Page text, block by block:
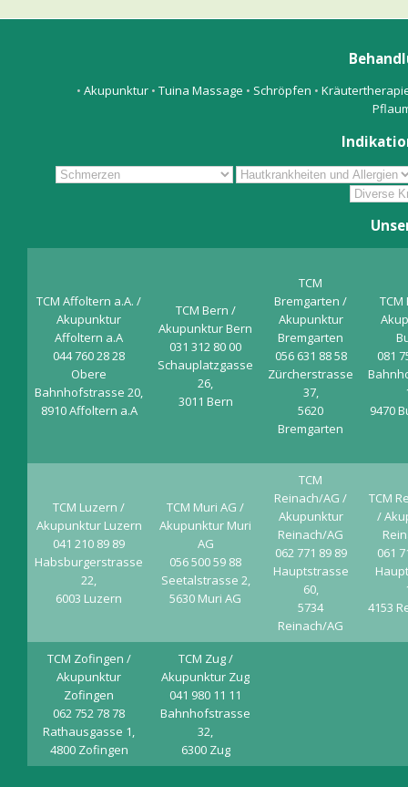
• Akupunktur• Tuina Massage • Schröpfen •
TCM Affoltern a.A. /
Akupunktur
Affoltern a.A
044 760 28 28
Obere
Bahnhofstrasse 20,
8910 Affoltern a.A
TCM Bern /
Akupunktur Bern
031 312 80 00
Schauplatzgasse
26,
3011 Bern
TCM
Bremgarten /
Akupunktur
Bremgarten
056 631 88 58
Zürcherstrasse
37,
5620
Bremgarten
TCM
081
9470
TCM Luzern /
Akupunktur Luzern
041 210 89 89
Habsburgerstrasse
22,
6003 Luzern
TCM Muri AG /
Akupunktur Muri
AG
056 500 59 88
Seetalstrasse 2,
5630 Muri AG
TCM
Reinach/AG /
Akupunktur
Reinach/AG
062 771 89 89
Hauptstrasse
60,
5734
Reinach/AG
TCM
/
061
4153
TCM Zofingen /
Akupunktur
Zofingen
062 752 78 78
Rathausgasse 1,
4800 Zofingen
TCM Zug /
Akupunktur Zug
041 980 11 11
Bahnhofstrasse
32,
6300 Zug